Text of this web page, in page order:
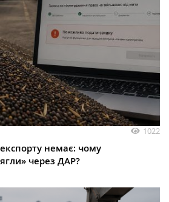
1022
немає: чому
через ДАР?